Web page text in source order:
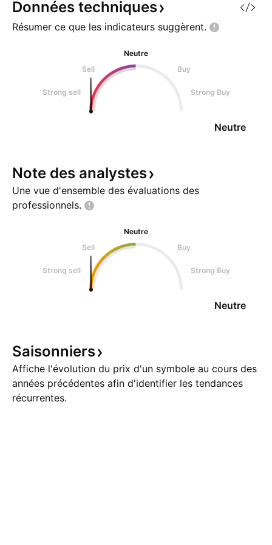
Données techniques
Résumer ce que les indicateurs suggèrent.
Neutre
Sell
Buy
Strong sell Strong Buy
Neutre
Note des analystes
Une vue d'ensemble des évaluations des
professionnels.
Neutre
Sell
Buy
Strong sell Strong Buy
Neutre
Saisonniers
Affiche l'évolution du prix d'un symbole au cours des
années précédentes afin d'identifier les tendances
récurrentes.